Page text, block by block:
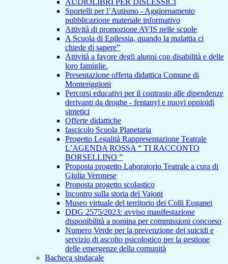
AUDIOLIBRI PER DISLESSICI
Sportelli per l’Autismo - Aggiornamento
pubblicazione materiale informativo
Attività di promozione AVIS nelle scuole
A Scuola di Epilessia, quando la malattia ci
chiede di sapere”
Attività a favore degli alunni con disabilità e delle
loro famiglie.
Presentazione offerta didattica Comune di
Monteriggioni
Percorsi educativi per il contrasto alle dipendenze
derivanti da droghe - fentanyl e nuovi oppioidi
sintetici
Offerte didattiche
fascicolo Scuola Planetaria
Progetto Legalità Rappresentazione Teatrale
L’AGENDA ROSSA “ TI RACCONTO
BORSELLINO ”
Proposta progetto Laboratorio Teatrale a cura di
Giulia Veronese
Proposta progetto scolastico
Incontro sulla storia del Vajont
Museo virtuale del territorio dei Colli Euganei
DDG 2575/2023: avviso manifestazione
disponibilità a nomina per commissioni concorso
Numero Verde per la prevenzione dei suicidi e
servizio di ascolto psicologico per la gestione
delle emergenze della comunità
Bacheca sindacale